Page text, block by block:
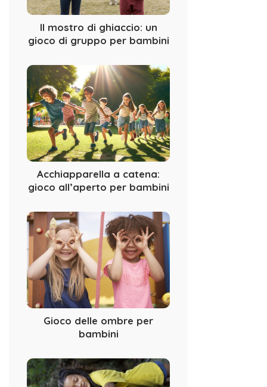
Il mostro di ghiaccio: un
gioco di gruppo per bambini
Acchiapparella a catena:
gioco all’aperto per bambini
Gioco delle ombre per
bambini